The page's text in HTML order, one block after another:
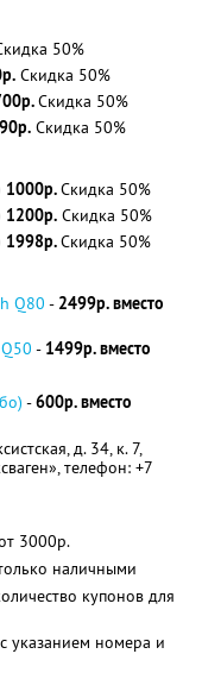
50%
Скидка 50%
Скидка 50%
Скидка 50%
1000р.Скидка 50%
1200р. Скидка 50%
1998р.Скидка 50%
Q80 - 2499р. вместо
- 1499р. вместо
-600р. вместо
д. 34, к. 7,
телефон: +7
3000р.
наличными
купонов для
указанием номера и